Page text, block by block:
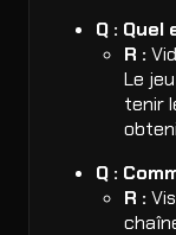
Q :
R :
Le
tenir
Q :
R :